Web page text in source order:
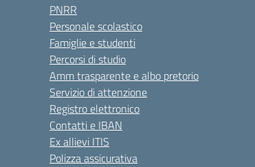
PNRR
Personale scolastico
Famiglie e studenti
Percorsi di studio
Amm trasparente e albo pretorio
Servizio di attenzione
Registro elettronico
Contatti e IBAN
Ex allievi ITIS
Polizza assicurativa